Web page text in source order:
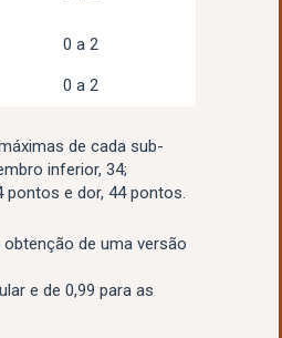
0 a 2
0 a 2
de cada sub-
inferior, 34;
e dor, 44 pontos.
de uma versão
e de 0,99 para as